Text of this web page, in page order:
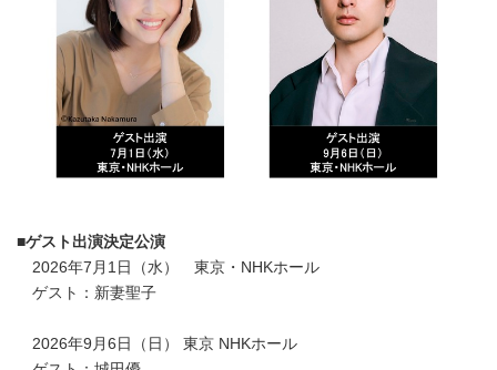
■ゲスト出演決定公演
2026年7月1日（水） 東京・NHKホール
ゲスト：新妻聖子
2026年9月6日（日） 東京 NHKホール